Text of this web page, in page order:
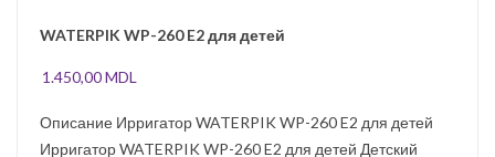
WATERPIK WP-260 E2 для детей
1.450,00MDL
Описание Ирригатор WATERPIK WP-260 E2 для детей
Ирригатор WATERPIK WP-260 E2 для детей Детский